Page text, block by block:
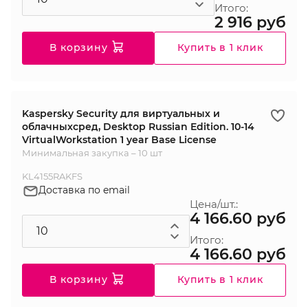
Итого:
2 916 руб
В корзину Купить в 1 клик
Kaspersky Security для виртуальных и
облачныхсред, Desktop Russian Edition. 10-14
VirtualWorkstation 1 year Base License
Минимальная закупка – 10 шт
KL4155RAKFS
Доставка по email
Цена/шт.:
4 166.60 руб
Итого:
4 166.60 руб
В корзину Купить в 1 клик